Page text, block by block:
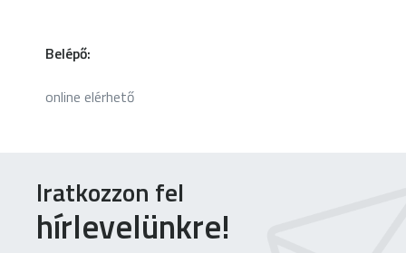
Belépő:
online elérhető
Iratkozzon fel
hírlevelünkre!